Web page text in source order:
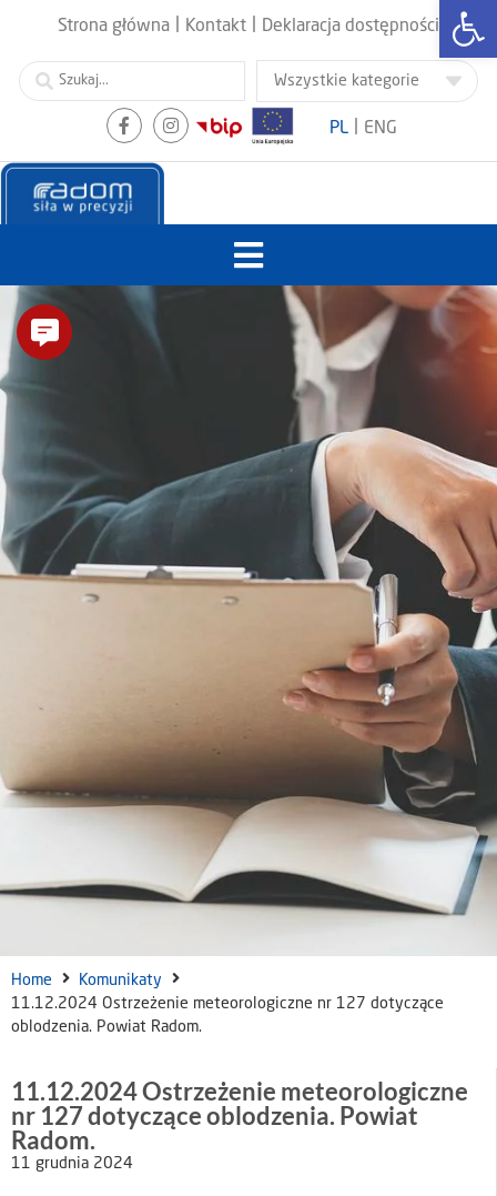
Strona główna Kontakt Deklaracja dostępności
PL ENG
Home
Komunikaty
11.12.2024 Ostrzeżenie meteorologiczne nr 127 dotyczące
oblodzenia. Powiat Radom.
11.12.2024 Ostrzeżenie meteorologiczne
nr 127 dotyczące oblodzenia. Powiat
Radom.
11 grudnia 2024